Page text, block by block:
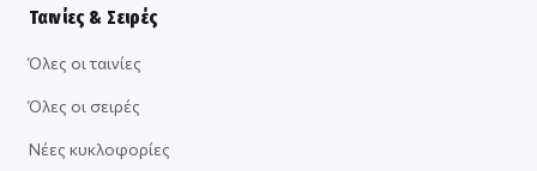
Ταινίες & Σειρές
Όλες οι ταινίες
Όλες οι σειρές
Νέες κυκλοφορίες